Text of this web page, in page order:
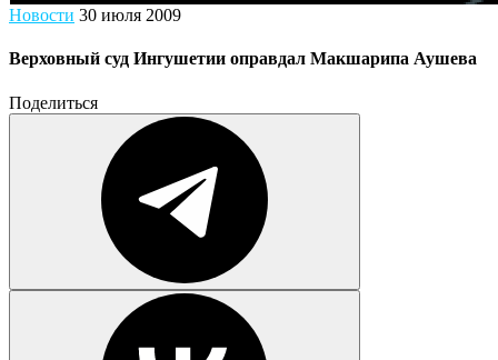
Новости 30 июля 2009
Верховный суд Ингушетии оправдал Макшарипа Аушева
Поделиться